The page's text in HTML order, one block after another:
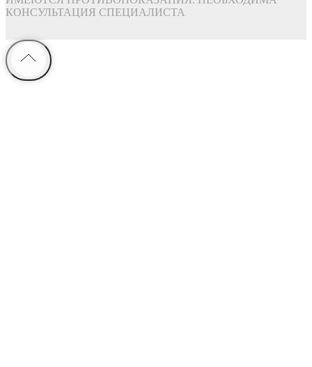
КОНСУЛЬТАЦИЯ СПЕЦИАЛИСТА